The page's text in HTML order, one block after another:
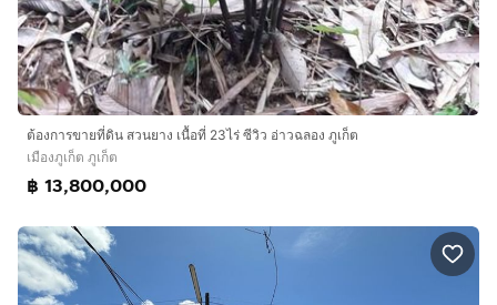
ต้องการขายที่ดิน สวนยาง เนื้อที่ 23ไร่ ซีวิว อ่าวฉลอง ภูเก็ต
เมืองภูเก็ต ภูเก็ต
฿ 13,800,000